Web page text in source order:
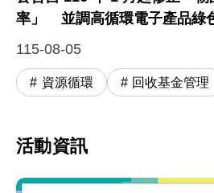
率」 並調高循環電子產品綠
115-08-05
資源循環 回收基金管理
活動資訊